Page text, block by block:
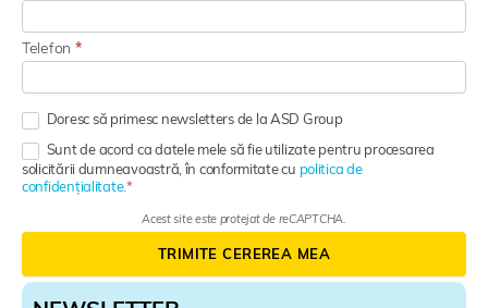
Telefon *
Doresc să primesc newsletters de la ASD Group
Sunt de acord ca datele mele să fie utilizate pentru procesarea
solicitării dumneavoastră, în conformitate cu politica de
confidențialitate.
Acest site este protejat de reCAPTCHA.
TRIMITE CEREREA MEA